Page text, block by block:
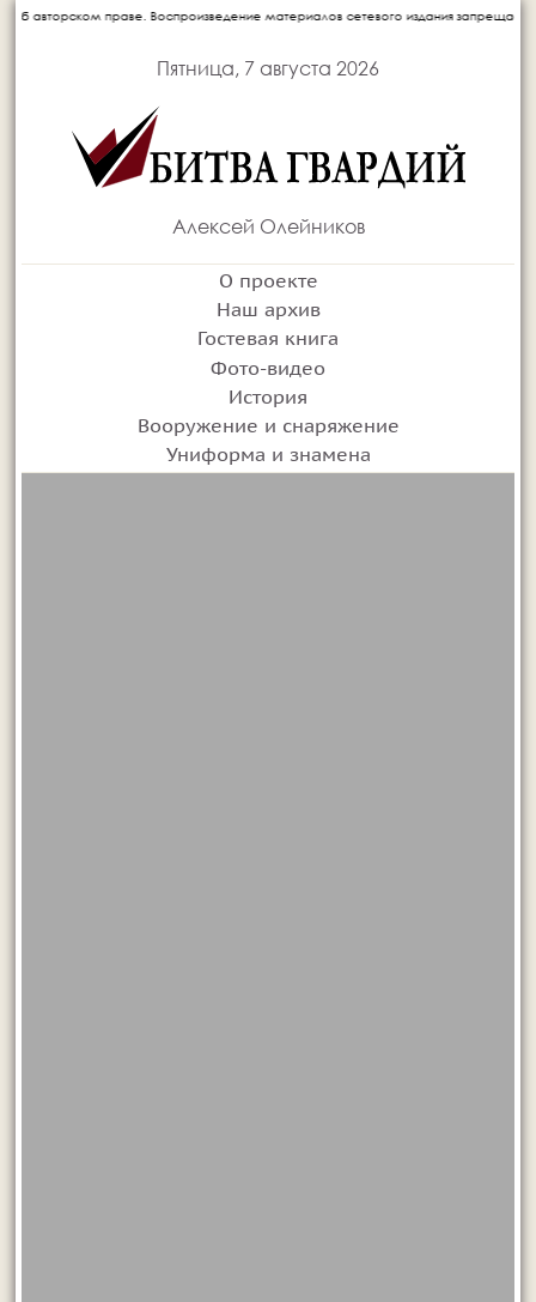
материалов сетевого издания запрещается без письменного
Пятница, 7 августа 2026
Алексей Олейников
О проекте
Наш архив
Гостевая книга
Фото-видео
История
Вооружение и снаряжение
Униформа и знамена